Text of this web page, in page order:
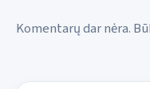
Komentarų dar nėra.